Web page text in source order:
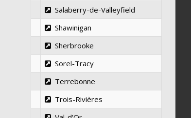
Salaberry-de-Valleyfield
Shawinigan
Sherbrooke
Sorel-Tracy
Terrebonne
Trois-Rivières